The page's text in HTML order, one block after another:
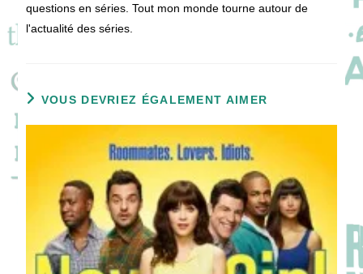
questions en séries. Tout mon monde tourne autour de
l'actualité des séries.
VOUS DEVRIEZ ÉGALEMENT AIMER